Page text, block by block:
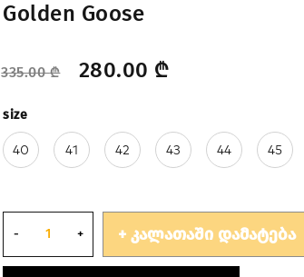
Golden Goose
335.00₾ 280.00 ₾
size
40 41 42 43 44 45
ᲙᲐᲚᲐᲗᲐᲨᲘ ᲓᲐᲛᲐᲢᲔᲑᲐ